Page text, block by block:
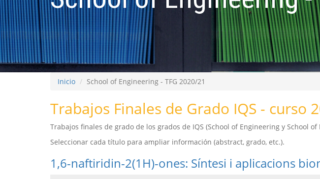
Inicio School of Engineering - TFG 2020/21
Trabajos Finales de Grado IQS - curso
Trabajos finales de grado de los grados de IQS (School of Engineering y School
Seleccionar cada título para ampliar información (abstract, grado, etc.).
1,6-naftiridin-2(1H)-ones: Síntesi i aplicacions